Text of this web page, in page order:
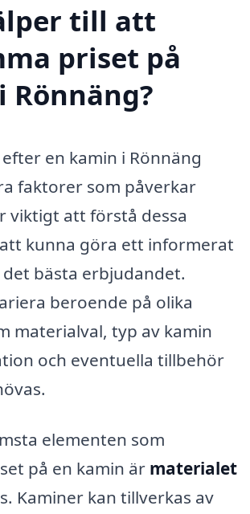
till att
priset på
Rönnäng?
en kamin i Rönnäng
faktorer som påverkar
viktigt att förstå dessa
kunna göra ett informerat
bästa erbjudandet.
beroende på olika
materialval, typ av kamin
och eventuella tillbehör
elementen som
på en kamin är materialet
Kaminer kan tillverkas av